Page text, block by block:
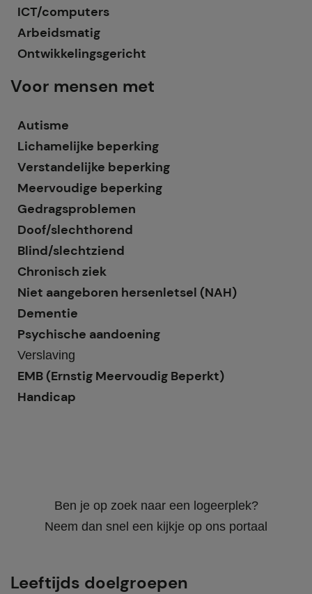
ICT/computers
Arbeidsmatig
Ontwikkelingsgericht
Voor mensen met
Autisme
Lichamelijke beperking
Verstandelijke beperking
Meervoudige beperking
Gedragsproblemen
Doof/slechthorend
Blind/slechtziend
Chronisch ziek
Niet aangeboren hersenletsel (NAH)
Dementie
Psychische aandoening
Verslaving
EMB (Ernstig Meervoudig Beperkt)
Handicap
Ben je op zoek naar een logeerplek?
Neem dan snel een kijkje op ons portaal
Leeftijds doelgroepen